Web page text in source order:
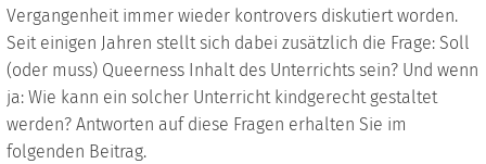
Vergangenheit immer wieder kontrovers diskutiert worden.
Seit einigen Jahren stellt sich dabei zusätzlich die Frage: Soll
(oder muss) Queerness Inhalt des Unterrichts sein? Und wenn
ja: Wie kann ein solcher Unterricht kindgerecht gestaltet
werden? Antworten auf diese Fragen erhalten Sie im
folgenden Beitrag.